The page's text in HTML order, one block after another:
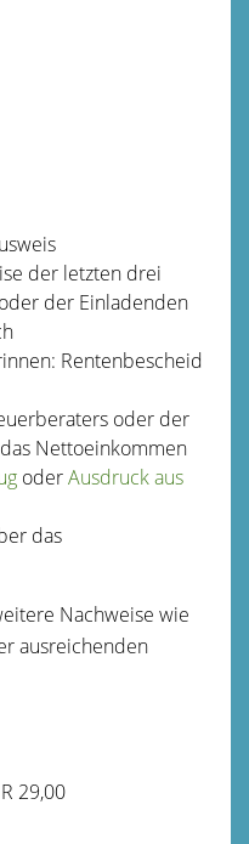
der letzten drei
der Einladenden
Rentenbescheid
oder der
Nettoeinkommen
oderAusdruck aus
das
Nachweise wie
ausreichenden
29,00